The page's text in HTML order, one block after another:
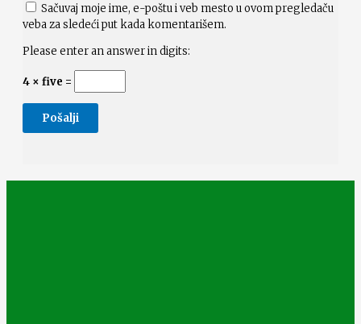
Sačuvaj moje ime, e-poštu i veb mesto u ovom pregledaču
veba za sledeći put kada komentarišem.
Please enter an answer in digits:
4 × five =